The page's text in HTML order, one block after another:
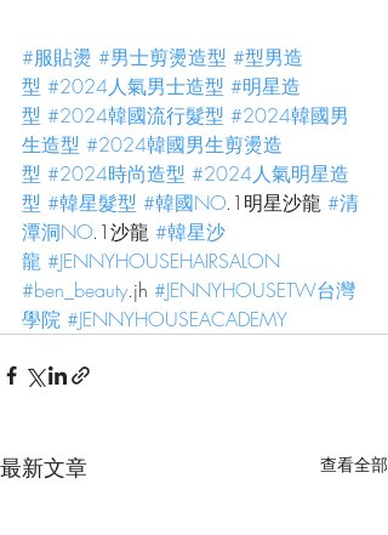
#服貼燙 #男士剪燙造型 #型男造
型 #2024人氣男士造型 #明星造
型 #2024韓國流行髮型 #2024韓國男
生造型 #2024韓國男生剪燙造
型 #2024時尚造型 #2024人氣明星造
型 #韓星髮型 #韓國NO.1明星沙龍 #清
潭洞NO.1沙龍 #韓星沙
龍 #JENNYHOUSEHAIRSALON
#ben_beauty.jh #JENNYHOUSETW台灣
學院 #JENNYHOUSEACADEMY
最新文章 查看全部